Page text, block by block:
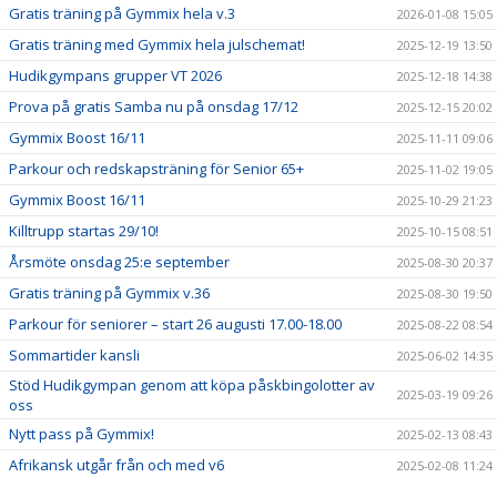
Gratis träning på Gymmix hela v.3 2026-01-08 15:05
Gratis träning med Gymmix hela julschemat! 2025-12-19 13:50
Hudikgympans grupper VT 2026 2025-12-18 14:38
Prova på gratis Samba nu på onsdag 17/12 2025-12-15 20:02
Gymmix Boost 16/11 2025-11-11 09:06
Parkour och redskapsträning för Senior 65+ 2025-11-02 19:05
Gymmix Boost 16/11 2025-10-29 21:23
Killtrupp startas 29/10! 2025-10-15 08:51
Årsmöte onsdag 25:e september 2025-08-30 20:37
Gratis träning på Gymmix v.36 2025-08-30 19:50
Parkour för seniorer – start 26 augusti 17.00-18.00 2025-08-22 08:54
Sommartider kansli 2025-06-02 14:35
Stöd Hudikgympan genom att köpa påskbingolotter av
oss
2025-03-19 09:26
Nytt pass på Gymmix! 2025-02-13 08:43
Afrikansk utgår från och med v6 2025-02-08 11:24